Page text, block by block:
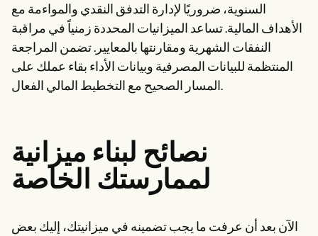
السنوية، ضروريًا لإدارة التدفق النقدي والمواءمة مع
الأهداف المالية. تساعد الميزانيات المحددة زمنياً في مراقبة
النفقات الشهرية ومقارنتها بالمعايير. تضمن المراجعة
المنتظمة للبيانات المصرفية وبيانات الأداء بقاء عملك على
المسار الصحيح مع التخطيط المالي الفعال.
نصائح لبناء ميزانية
لممارستك الخاصة
الآن بعد أن عرفت ما يجب تضمينه في ميزانيتك، إليك بعض